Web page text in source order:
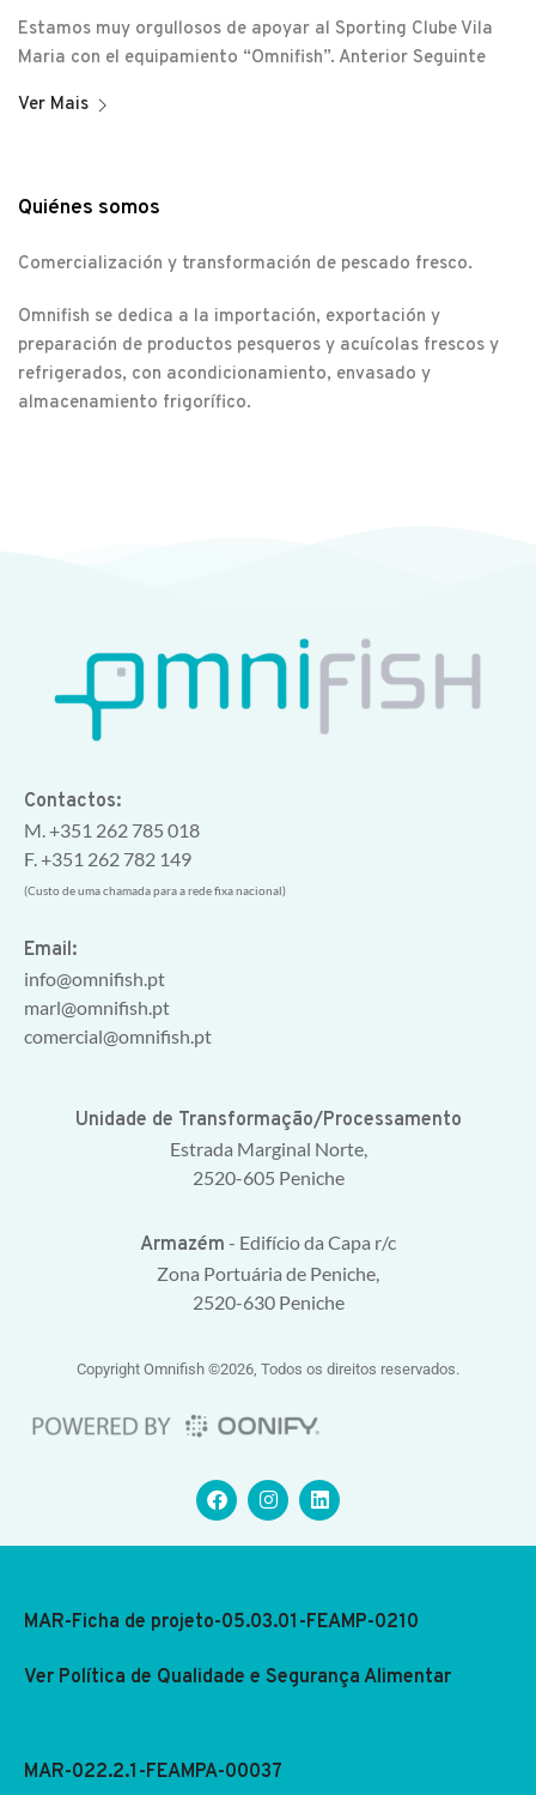
Estamos muy orgullosos de apoyar al Sporting Clube Vila
Maria con el equipamiento “Omnifish”. Anterior Seguinte
Ver Mais
Quiénes somos
Comercialización y transformación de pescado fresco.
Omnifish se dedica a la importación, exportación y
preparación de productos pesqueros y acuícolas frescos y
refrigerados, con acondicionamiento, envasado y
almacenamiento frigorífico.
Contactos:
M. +351 262 785 018
F. +351 262 782 149
(Custo de uma chamada para a rede fixa nacional)
Email:
info@omnifish.pt
marl@omnifish.pt
comercial@omnifish.pt
Unidade de Transformação/Processamento
Estrada Marginal Norte,
2520-605 Peniche
Armazém - Edifício da Capa r/c
Zona Portuária de Peniche,
2520-630 Peniche
Copyright Omnifish ©2026, Todos os direitos reservados.
MAR-Ficha de projeto-05.03.01-FEAMP-0210
Ver Política de Qualidade e Segurança Alimentar
MAR-022.2.1-FEAMPA-00037